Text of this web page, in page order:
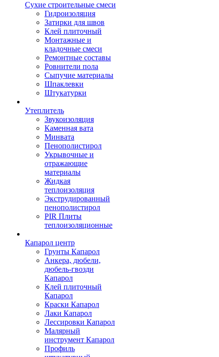
Сухие строительные смеси
Гидроизоляция
Затирки для швов
Клей плиточный
Монтажные и
кладочные смеси
Ремонтные составы
Ровнители пола
Сыпучие материалы
Шпаклевки
Штукатурки
Утеплитель
Звукоизоляция
Каменная вата
Минвата
Пенополистирол
Укрывочные и
отражающие
материалы
Жидкая
теплоизоляция
Экструдированный
пенополистирол
PIR Плиты
теплоизоляционные
Капарол центр
Грунты Капарол
Анкера, дюбели,
дюбель-гвозди
Капарол
Клей плиточный
Капарол
Краски Капарол
Лаки Капарол
Лессировки Капарол
Малярный
инструмент Капарол
Профиль